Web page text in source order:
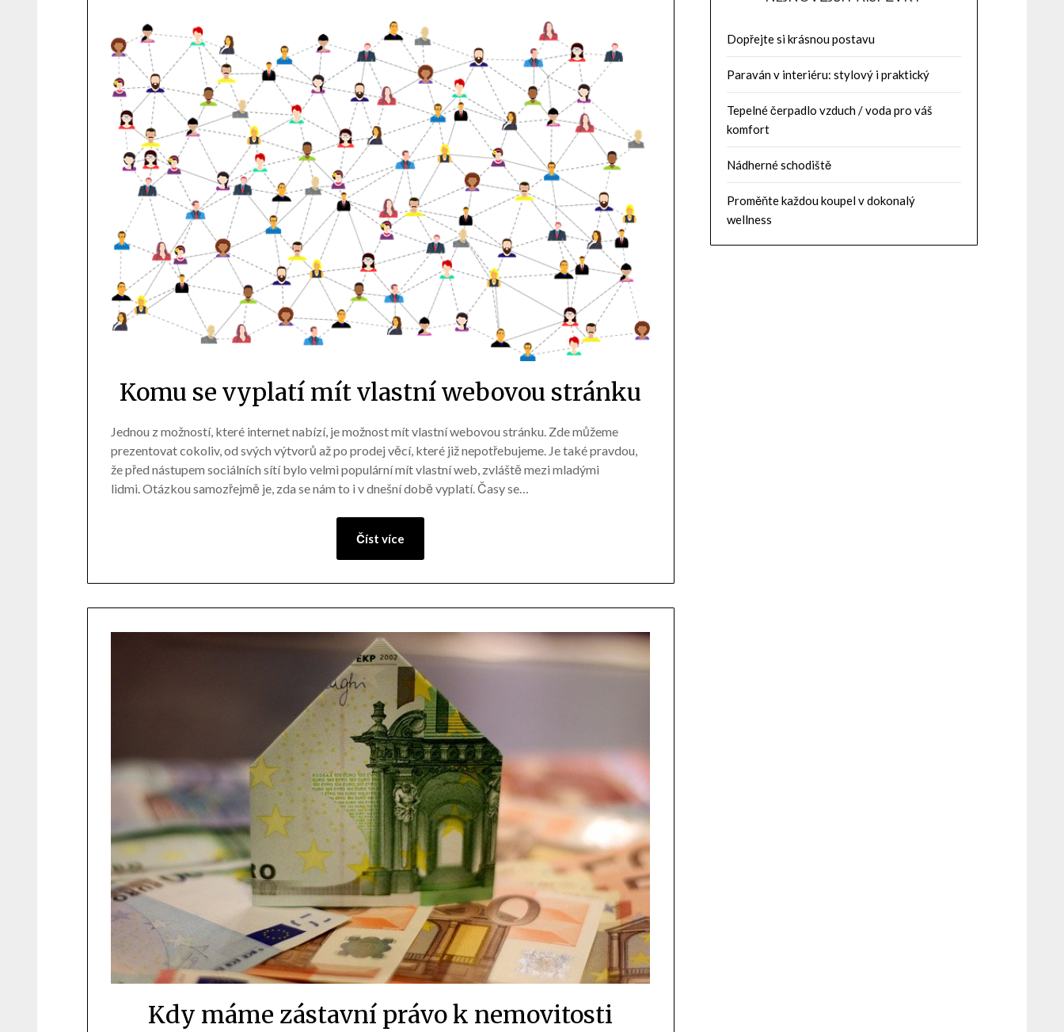
Komu se vyplatí mít vlastní webovou stránku
Jednou z možností, které internet nabízí, je možnost mít vlastní webovou stránku. Zde můžeme
prezentovat cokoliv, od svých výtvorů až po prodej věcí, které již nepotřebujeme. Je také pravdou,
že před nástupem sociálních sítí bylo velmi populární mít vlastní web, zvláště mezi mladými
lidmi. Otázkou samozřejmě je, zda se nám to i v dnešní době vyplatí. Časy se…
Číst více
Kdy máme zástavní právo k nemovitosti
Dopřejte si krásnou postavu
Paraván v interiéru: stylový i praktický
Tepelné čerpadlo vzduch / voda pro váš
komfort
Nádherné schodiště
Proměňte každou koupel v dokonalý
wellness